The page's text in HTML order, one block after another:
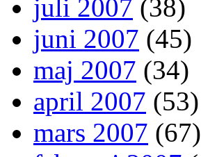
juli 2007 (38)
juni 2007 (45)
maj 2007 (34)
april 2007 (53)
mars 2007 (67)